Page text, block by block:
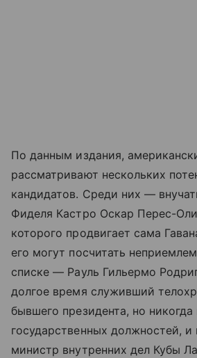
По данным издания,
рассматривают нескольких
кандидатов. Среди них —
Фиделя Кастро Оскар Перес-
которого продвигает сама
его могут посчитать
списке — Рауль Гильермо
долгое время служивший
бывшего президента, но
государственных должностей,
министр внутренних дел Кубы